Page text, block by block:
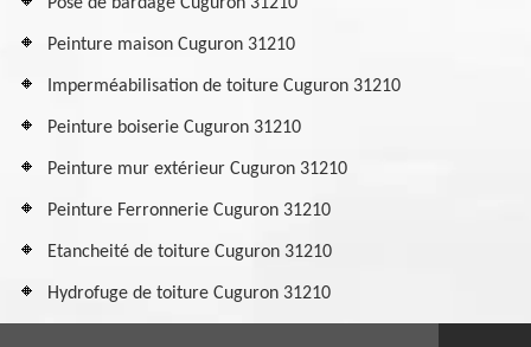
Peinture maison Cuguron 31210
Imperméabilisation de toiture Cuguron 31210
Peinture boiserie Cuguron 31210
Peinture mur extérieur Cuguron 31210
Peinture Ferronnerie Cuguron 31210
Etancheité de toiture Cuguron 31210
Hydrofuge de toiture Cuguron 31210